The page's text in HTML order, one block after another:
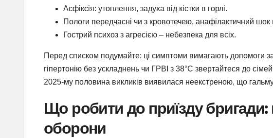
Асфіксія: утоплення, задуха від кістки в горлі.
Пологи передчасні чи з кровотечею, анафілактичний шок
Гострий психоз з агресією – небезпека для всіх.
Перед списком подумайте: ці симптоми вимагають допомоги
гіпертонію без ускладнень чи ГРВІ з 38°C звертайтеся до
2025-му половина викликів виявилася неекстреною, що
Що робити до приїзду бригади:
оборони